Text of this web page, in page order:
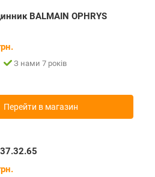
BALMAIN OPHRYS
З нами 7 років
Перейти в магазин